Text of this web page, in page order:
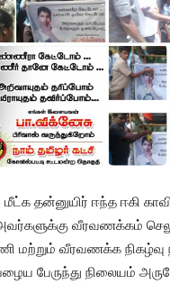
மீட்க தன்னுயிர் ஈந்த ஈகி
அவர்களுக்கு வீரவணக்கம்
மற்றும் வீரவணக்க நிகழ்வு
பேருந்து நிலையம்